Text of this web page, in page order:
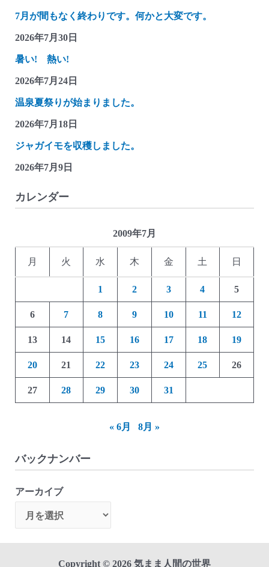
7月が間もなく終わりです。何かと大変です。
2026年7月30日
暑い! 熱い!
2026年7月24日
温泉夏祭りが始まりました。
2026年7月18日
ジャガイモを収穫しました。
2026年7月9日
カレンダー
2009年7月
月 火 水 木 金 土 日
1 2 3 4 5
6 7 8 9 10 11 12
13 14 15 16 17 18 19
20 21 22 23 24 25 26
27 28 29 30 31
« 6月 8月 »
バックナンバー
アーカイブ
Copyright © 2026 気まま人間の世界